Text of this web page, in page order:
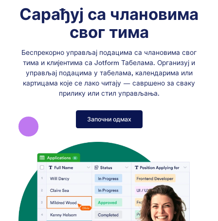
Сарађуј са члановима
свог тима
Беспрекорно управљај подацима са члановима свог
тима и клијентима са Jotform Табелама. Организуј и
управљај подацима у табелама, календарима или
картицама које се лако читају — савршено за сваку
прилику или стил управљања.
Започни одмах